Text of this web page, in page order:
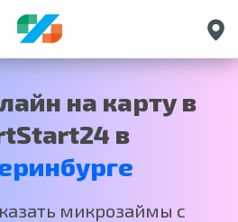
Санкт-Петербург
Нижний Новгород
Москва
на карту в
в
микрозаймы с